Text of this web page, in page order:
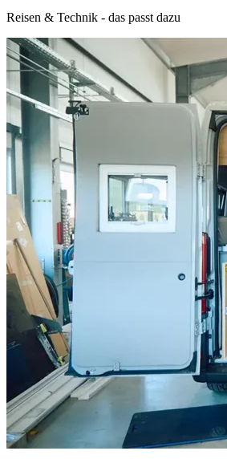
Reisen & Technik - das passt dazu